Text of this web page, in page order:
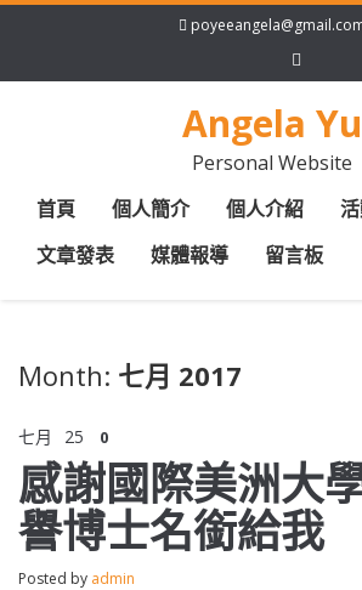
Angela Yu
Personal Website
首頁
個人簡介 個人介紹
文章發表
媒體報導 留言板
Month: 七月 2017
七月 25 0
感謝國際美洲大
譽博士名銜給我
Posted by admin